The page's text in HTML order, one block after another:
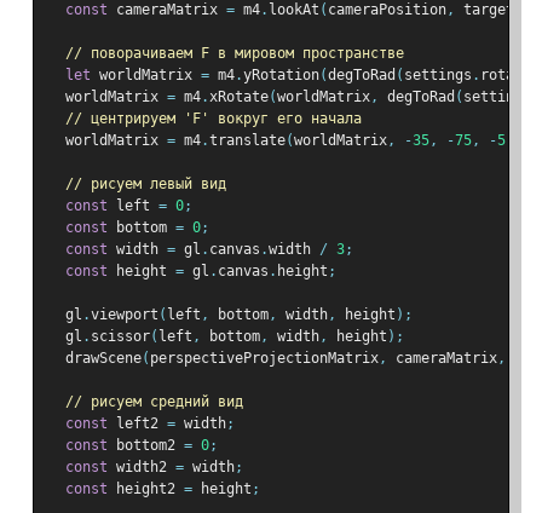
const cameraMatrix = m4. lookAt ( cameraPosition, target
// поворачиваем F в мировом пространстве
let worldMatrix = m4.yRotation(degToRad ( settings .
  worldMatrix
= m4.xRotate(worldMatrix, degToRad ( settings
// центрируем 'F' вокруг его начала
  worldMatrix
= m4.translate(worldMatrix, -35, -75, -5
// рисуем левый вид
const left = 0;
const bottom = 0;
const width = gl . canvas .width / 3;
const height = gl . canvas . height ;
  gl
.viewport ( left , bottom, width, height );
  gl
. scissor( left , bottom, width, height );
  drawScene
( perspectiveProjectionMatrix, cameraMatrix,
// рисуем средний вид
const left2 = width;
const bottom2 = 0;
const width2 = width;
const height2 = height ;